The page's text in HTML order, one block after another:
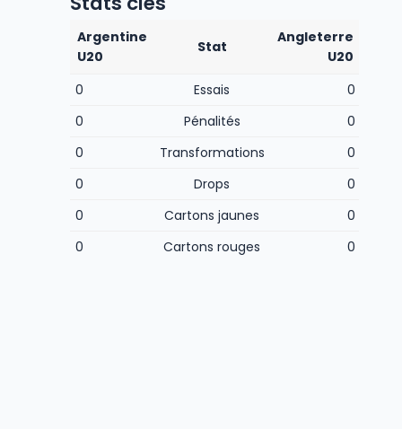
Argentine
U20
Stat
Angleterre
U20
0
Essais
0
0
Pénalités
0
0
Transformations
0
0
Drops
0
0
Cartons jaunes
0
0
Cartons rouges 0